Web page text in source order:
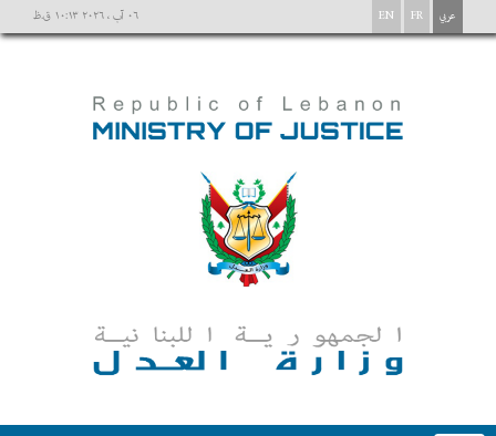
٠٦ آب ، ٢٠٢٦ ١٠:١٣ ق.ظ EN FR عربي